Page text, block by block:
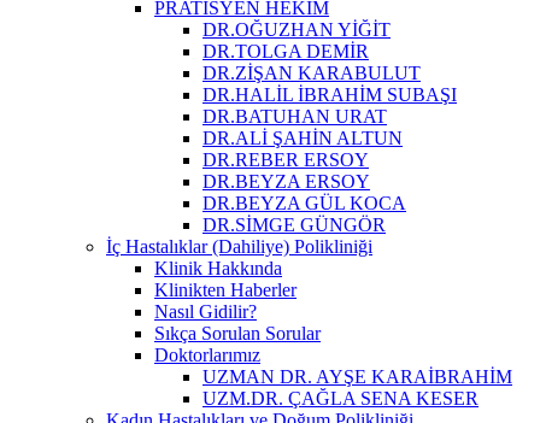
PRATİSYEN HEKİM
DR.OĞUZHAN YİĞİT
DR.TOLGA DEMİR
DR.ZİŞAN KARABULUT
DR.HALİL İBRAHİM SUBAŞI
DR.BATUHAN URAT
DR.ALİ ŞAHİN ALTUN
DR.REBER ERSOY
DR.BEYZA ERSOY
DR.BEYZA GÜL KOCA
DR.SİMGE GÜNGÖR
İç Hastalıklar (Dahiliye) Polikliniği
Klinik Hakkında
Klinikten Haberler
Nasıl Gidilir?
Sıkça Sorulan Sorular
Doktorlarımız
UZMAN DR. AYŞE KARAİBRAHİM
UZM.DR. ÇAĞLA SENA KESER